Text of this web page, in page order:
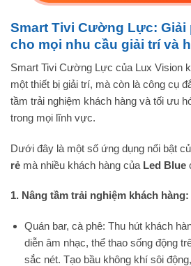
Smart Tivi Cường Lực: Giải
cho mọi nhu cầu giải trí và
Smart Tivi Cường Lực của Lux Vision
một thiết bị giải trí, mà còn là công cụ
tầm trải nghiệm khách hàng và tối ưu
trong mọi lĩnh vực.
Dưới đây là một số ứng dụng nổi bật
rẻ mà nhiều khách hàng của Led Blue
1. Nâng tầm trải nghiệm khách hàng:
Quán bar, cà phê: Thu hút khách
diễn âm nhạc, thể thao sống động
sắc nét. Tạo bầu không khí sôi